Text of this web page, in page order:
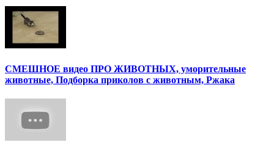
СМЕШНОЕ видео ПРО ЖИВОТНЫХ, уморительные
животные, Подборка приколов с животным, Ржака